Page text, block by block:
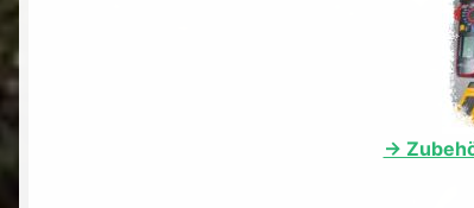
->